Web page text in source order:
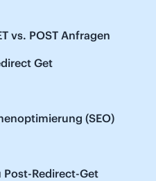
vs. POST Anfragen
Get
(SEO)
Post-Redirect-Get